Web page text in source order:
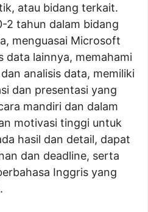
atau bidang terkait.
2 tahun dalam bidang
menguasai Microsoft
data lainnya, memahami
analisis data, memiliki
dan presentasi yang
mandiri dan dalam
motivasi tinggi untuk
hasil dan detail, dapat
dan deadline, serta
Inggris yang